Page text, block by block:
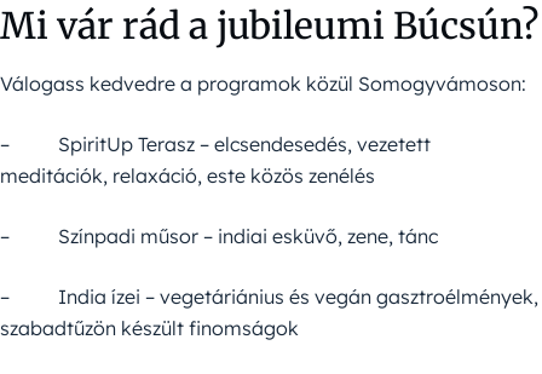
Mi vár rád a jubileumi Búcsún?
Válogass kedvedre a programok közül Somogyvámoson:
– SpiritUp Terasz – elcsendesedés, vezetett
meditációk, relaxáció, este közös zenélés
– Színpadi műsor – indiai esküvő, zene, tánc
– India ízei – vegetáriánius és vegán gasztroélmények,
szabadtűzön készült finomságok